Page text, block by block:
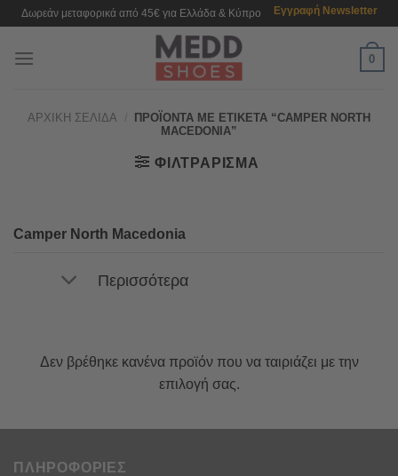
Μετάβαση
περιεχόμενο
Δωρεάν μεταφορικά από 45€ για Ελλάδα & Κύπρο Εγγραφή Newsletter
0
ΑΡΧΙΚΉ ΣΕΛΊΔΑ
ΠΡΟΪΌΝΤΑ ΜΕ ΕΤΙΚΈΤΑ “CAMPER NORTH
MACEDONIA”
ΦΙΛΤΡΆΡΙΣΜΑ
Camper North Macedonia
Περισσότερα
Δεν βρέθηκε κανένα προϊόν που να ταιριάζει με την
επιλογή σας.
ΠΛΗΡΟΦΟΡΙΕΣ